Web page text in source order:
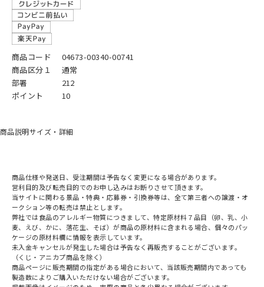
商品コード
04673-00340-00741
商品区分１
通常
部署
212
ポイント
10
商品説明サイズ・詳細
商品仕様や発送日、受注期間は予告なく変更になる場合があります。
営利目的及び転売目的でのお申し込みはお断りさせて頂きます。
当サイトに関わる景品・特典・応募券・引換券等は、全て第三者への譲渡・オ
ークション等の転売は禁止とします。
弊社では食品のアレルギー物質につきまして、特定原材料７品目（卵、乳、小
麦、えび、かに、落花生、そば）が商品の原材料に含まれる場合、個々のパッ
ケージの原材料欄に情報を表示しています。
未入金キャンセルが発生した場合は予告なく再販売することがございます。
（くじ・アニカプ商品を除く）
商品ページに販売期間の指定がある場合において、当該販売期間内であっても
製造数によりご購入いただけない場合がございます。